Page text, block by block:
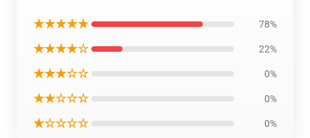
★★★★★ 78%
★★★★☆ 22%
★★★☆☆ 0%
★★☆☆☆ 0%
★☆☆☆☆ 0%